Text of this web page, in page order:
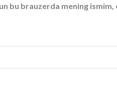
bu brauzerda mening ismim,